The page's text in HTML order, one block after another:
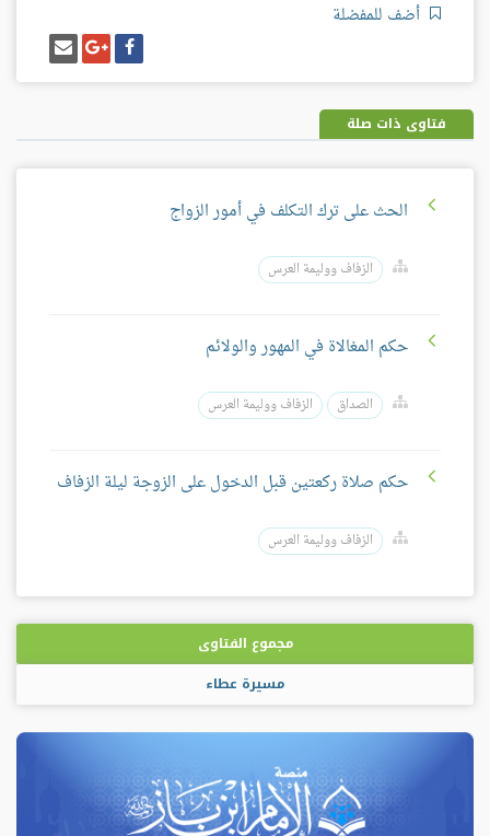
أضف للمفضلة
شارك
على
فيسبوك
شارك
على
غوغل
بلس
إرسل
إيميل
فتاوى ذات صلة
الحث على ترك التكلف في أمور الزواج
الزفاف ووليمة العرس
حكم المغالاة في المهور والولائم
الصداق الزفاف ووليمة العرس
حكم صلاة ركعتين قبل الدخول على الزوجة ليلة الزفاف
الزفاف ووليمة العرس
مجموع الفتاوى
مسيرة عطاء